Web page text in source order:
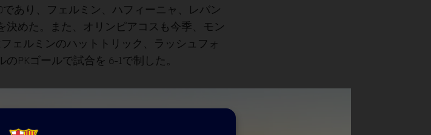
あり、フェルミン、ハフィーニャ、レバン
決めた。また、オリンピアコスも今季、モン
ェルミンのハットトリック、ラッシュフォ
PKゴールで試合を 6-1で制した。